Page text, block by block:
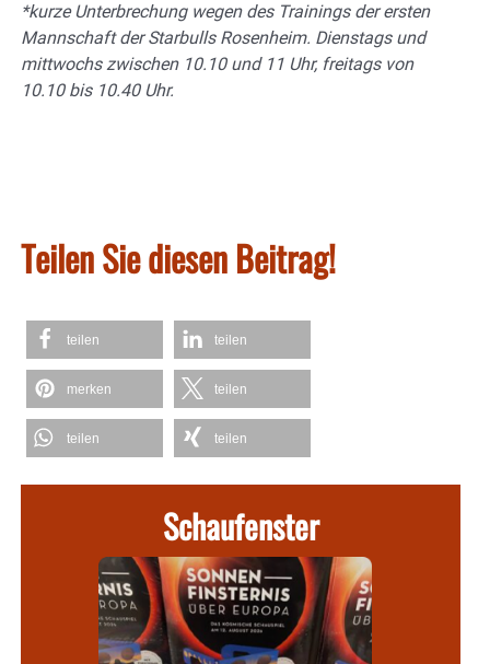
*kurze Unterbrechung wegen des Trainings der ersten
Mannschaft der Starbulls Rosenheim. Dienstags und
mittwochs zwischen 10.10 und 11 Uhr, freitags von
10.10 bis 10.40 Uhr.
Teilen Sie diesen Beitrag!
teilen teilen
merken teilen
teilen teilen
Schaufenster